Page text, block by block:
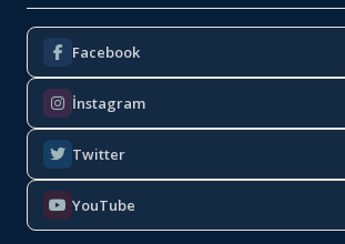
Facebook
İnstagram
Twitter
YouTube